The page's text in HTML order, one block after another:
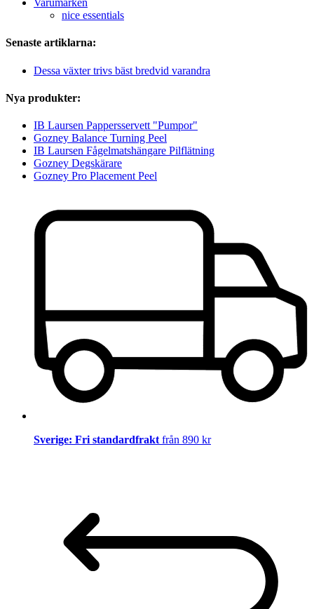
Varumärken
nice essentials
Senaste artiklarna:
Dessa växter trivs bäst bredvid varandra
Nya produkter:
IB Laursen Pappersservett "Pumpor"
Gozney Balance Turning Peel
IB Laursen Fågelmatshängare Pilflätning
Gozney Degskärare
Gozney Pro Placement Peel
Sverige: Fri standardfrakt från 890 kr